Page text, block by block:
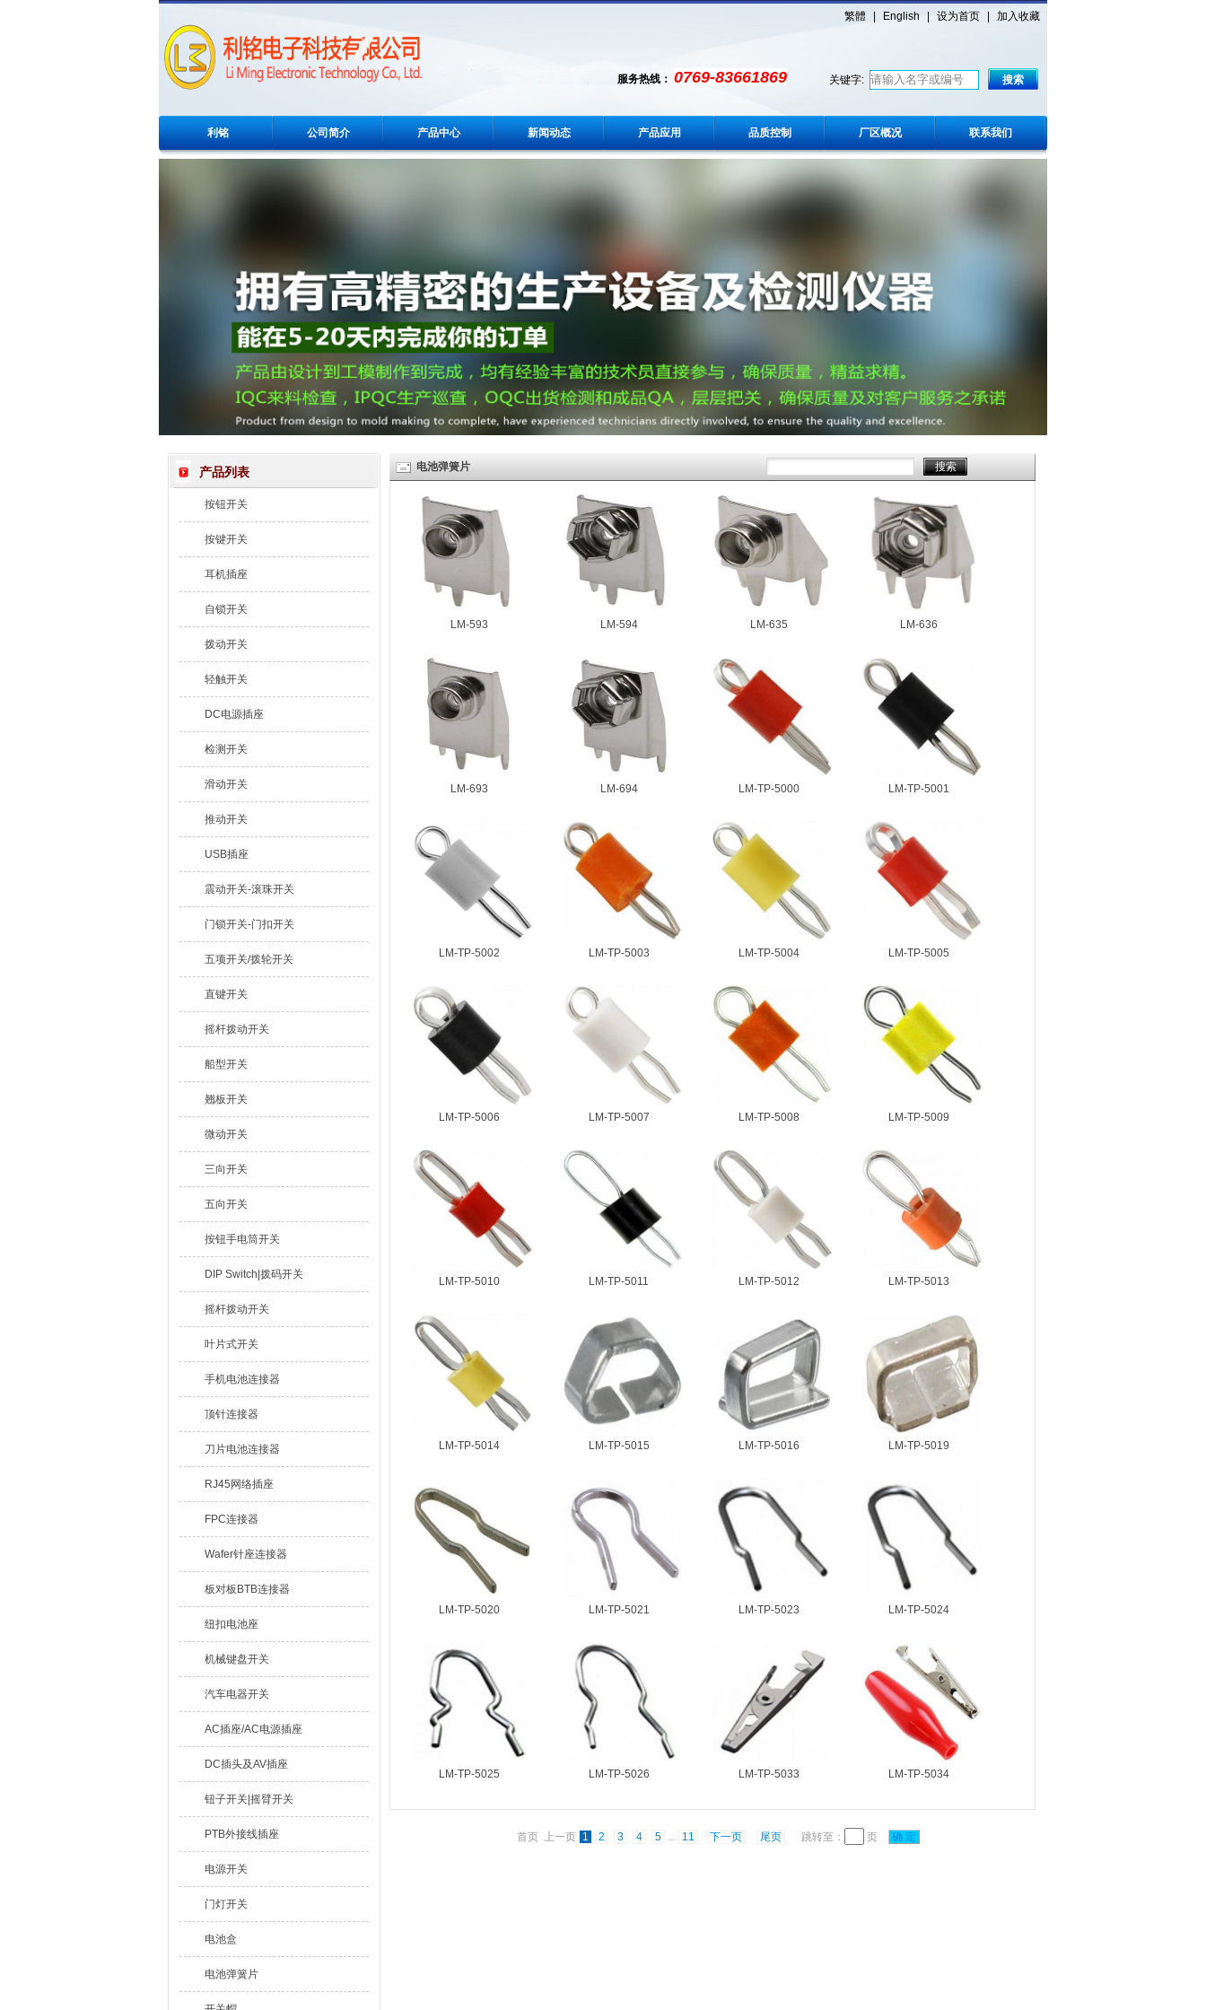
服务热线： 0769-83661869
繁體 English 设为首页 加入收藏
关键字:
利铭 公司简介 产品中心 新闻动态 产品应用 品质控制 厂区概况 联系我们
产品列表
按钮开关
按键开关
耳机插座
自锁开关
拨动开关
轻触开关
DC电源插座
检测开关
滑动开关
推动开关
USB插座
震动开关-滚珠开关
门锁开关-门扣开关
五项开关/拨轮开关
直键开关
摇杆拨动开关
船型开关
翘板开关
微动开关
三向开关
五向开关
按钮手电筒开关
DIP Switch|拨码开关
摇杆拨动开关
叶片式开关
手机电池连接器
顶针连接器
刀片电池连接器
RJ45网络插座
FPC连接器
Wafer针座连接器
板对板BTB连接器
纽扣电池座
机械键盘开关
汽车电器开关
AC插座/AC电源插座
DC插头及AV插座
钮子开关|摇臂开关
PTB外接线插座
电源开关
门灯开关
电池盒
电池弹簧片
电池弹簧片
LM-593 LM-594 LM-635 LM-636
LM-693 LM-694 LM-TP-5000 LM-TP-5001
LM-TP-5002 LM-TP-5003 LM-TP-5004 LM-TP-5005
LM-TP-5006 LM-TP-5007 LM-TP-5008 LM-TP-5009
LM-TP-5010 LM-TP-5011 LM-TP-5012 LM-TP-5013
LM-TP-5014 LM-TP-5015 LM-TP-5016 LM-TP-5019
LM-TP-5020 LM-TP-5021 LM-TP-5023 LM-TP-5024
LM-TP-5025 LM-TP-5026 LM-TP-5033 LM-TP-5034
首页 上一页 1 2 3 4 5 ... 11 下一页 尾页 跳转至： 页 确 定